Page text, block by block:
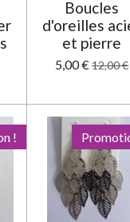
Boucles
d'oreilles
et pierre
5,00 € 12,00 €
!